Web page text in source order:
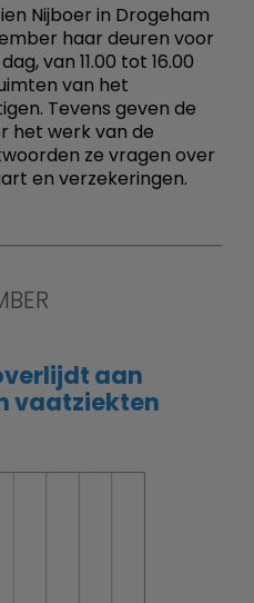
Nijboer in Drogeham
haar deuren voor
van 11.00 tot 16.00
van het
Tevens geven de
het werk van de
ze vragen over
en verzekeringen.
aan
vaatziekten